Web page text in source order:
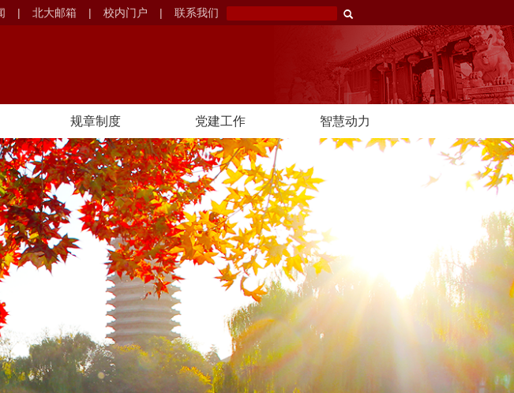
| 北大邮箱 | 校内门户 | 联系我们
规章制度 党建工作 智慧动力